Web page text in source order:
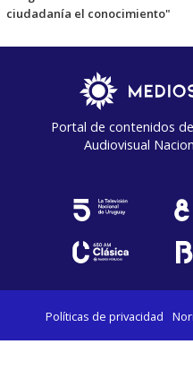
ciudadanía el conocimiento"
Portal de contenidos
Audiovisual
Políticas de privacidad